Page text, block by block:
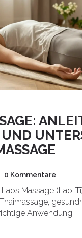
0 Kommentare
Massage (Lao-
Anwendung.